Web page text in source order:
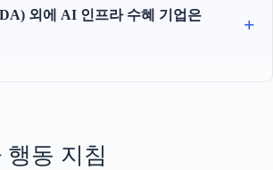
외에 AI 인프라 수혜 기업은
행동 지침